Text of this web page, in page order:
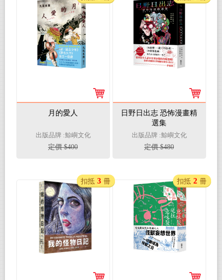
月的愛人
出版品牌 :鯨嶼文化
定價 $400
日野日出志 恐怖漫畫精
選集
出版品牌 :鯨嶼文化
定價 $480
扣抵 3 冊 扣抵 2 冊